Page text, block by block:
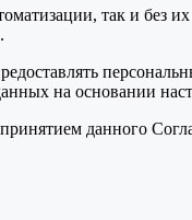
так и
на основании
принятием данного